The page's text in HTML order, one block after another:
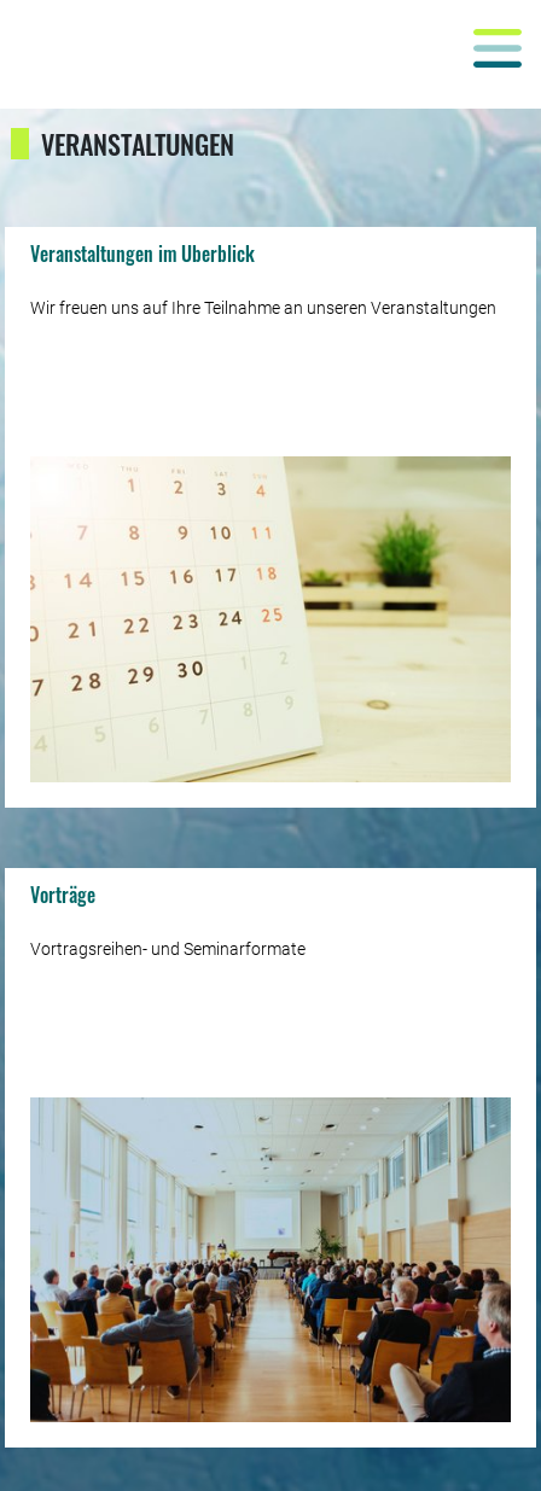
VERANSTALTUNGEN
Veranstaltungen im Überblick
Wir freuen uns auf Ihre Teilnahme an unseren Veranstaltungen
Vorträge
Vortragsreihen- und Seminarformate